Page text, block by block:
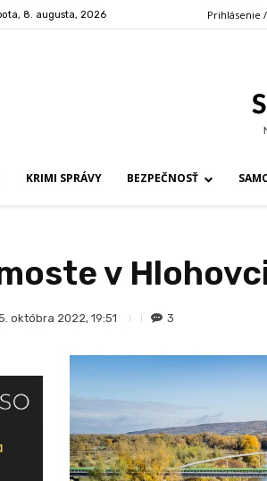
8. augusta, 2026 Prihlásenie
KRIMI SPRÁVY BEZPEČNOSŤ
v
októbra 2022, 19:51 3